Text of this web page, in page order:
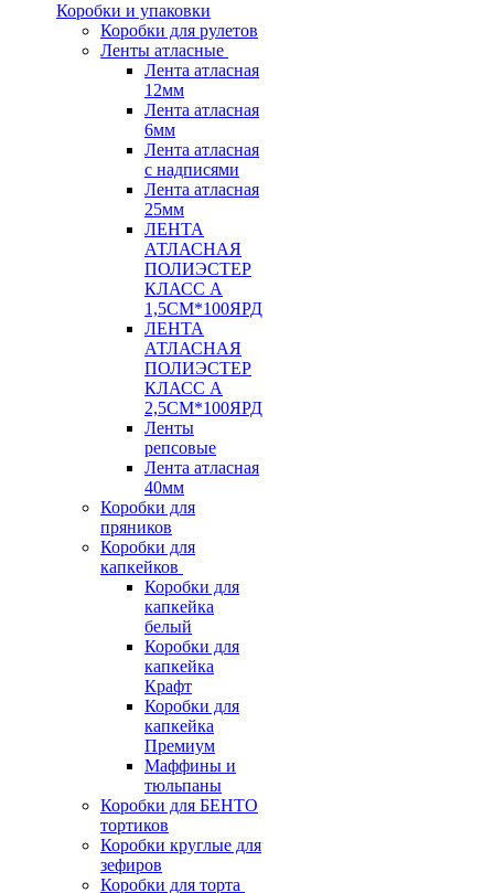
Коробки и упаковки
Коробки для рулетов
Ленты атласные
Лента атласная
12мм
Лента атласная
6мм
Лента атласная
с надписями
Лента атласная
25мм
ЛЕНТА
АТЛАСНАЯ
ПОЛИЭСТЕР
КЛАСС А
1,5СМ*100ЯРД
ЛЕНТА
АТЛАСНАЯ
ПОЛИЭСТЕР
КЛАСС А
2,5СМ*100ЯРД
Ленты
репсовые
Лента атласная
40мм
Коробки для
пряников
Коробки для
капкейков
Коробки для
капкейка
белый
Коробки для
капкейка
Крафт
Коробки для
капкейка
Премиум
Маффины и
тюльпаны
Коробки для БЕНТО
тортиков
Коробки круглые для
зефиров
Коробки для торта